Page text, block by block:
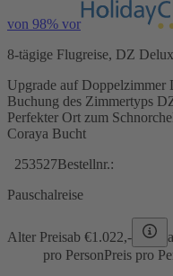
von 98% vor
8-tägige Flugreise, DZ
Upgrade auf
Buchung des Zimmertyps
Perfekter Ort zum
Coraya Bucht
253527Bestellnr.:
Pauschalreise
Alter Preisab €1.022,-
pro PersonPreis pro